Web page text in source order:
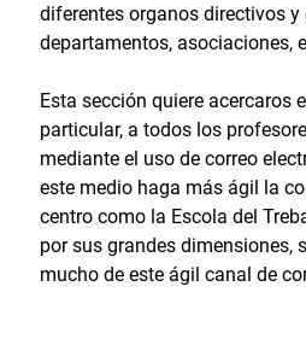
diferentes organos directivos y
departamentos, asociaciones,
Esta sección quiere acercaros
particular, a todos los
mediante el uso de correo
este medio haga más ágil la
centro como la Escola del
por sus grandes dimensiones,
mucho de este ágil canal de